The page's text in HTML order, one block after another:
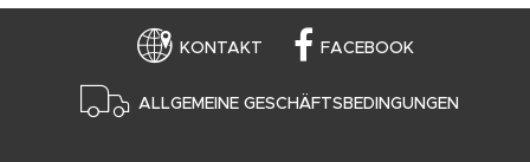
KONTAKT FACEBOOK
ALLGEMEINE GESCHÄFTSBEDINGUNGEN